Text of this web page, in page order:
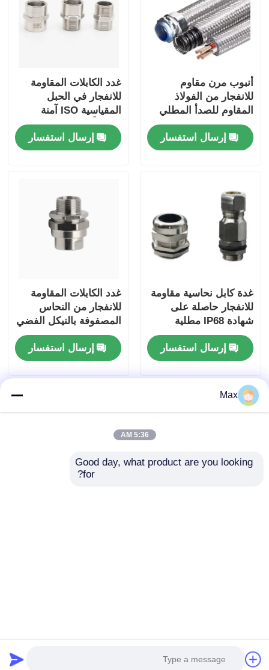
أنبوب مرن مقاوم
للانفجار من الفولاذ
المقاوم للصدأ المطلي
1/2 بوصة للمناطق
الخطرةإرسال استفسار
غدد الكابلات المقاومة
للانفجار في الحبل
المقياسية ISO آمنة
جوهرياً مع ختم مطاطي
إرسال استفسار
غدة كابل نحاسية مقاومة
للانفجار حاصلة على
شهادة IP68 مطلية
بالنيكل مقاومة للهب
إرسال استفسار
غدد الكابلات المقاومة
للانفجار من النحاس
المصفوفة بالنيكل الفضي
6-12 مم نطاق Ex db
IIC T6 Gb IP66
إرسال استفسار
2026 Ningbo VivaTrade Technology Co., Ltd.. All
Max
5:36 AM
Good day, what product are you looking
for?